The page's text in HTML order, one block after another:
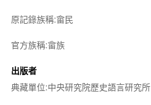
原記錄族稱:畲民
官方族稱:畲族
出版者
典藏單位:中央研究院歷史語言研究所